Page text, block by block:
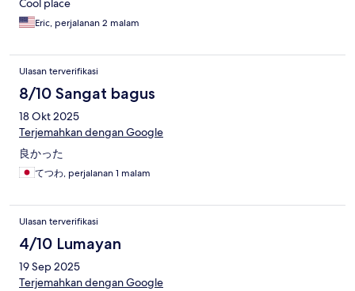
Cool place
Eric, perjalanan 2 malam
Ulasan terverifikasi
8/10 Sangat bagus
18 Okt 2025
Terjemahkan dengan Google
良かった
てつわ, perjalanan 1 malam
Ulasan terverifikasi
4/10 Lumayan
19 Sep 2025
Terjemahkan dengan Google